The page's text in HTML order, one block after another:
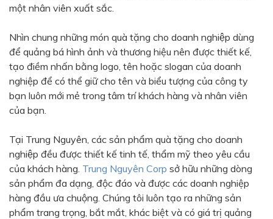
Nâu
Xanh xám
Cà phê
Xanh dương - Đen
Đỏ nâu
Đen - Nơ
Bạc 1cm
Bạc 2cm
Bạc mini 1cm
một nhân viên xuất sắc.
Nhìn chung những món quà tặng cho doanh nghiệp dùng
để quảng bá hình ảnh và thương hiệu nên được thiết kế,
tạo điềm nhấn bằng logo, tên hoặc slogan của doanh
nghiệp để có thể giữ cho tên và biểu tượng của công ty
bạn luôn mới mẻ trong tâm trí khách hàng và nhân viên
của bạn.
Tại Trung Nguyên, các sản phẩm quà tặng cho doanh
nghiệp đều được thiết kế tinh tế, thẩm mỹ theo yêu cầu
của khách hàng. Trung Nguyên Corp sở hữu những dòng
sản phẩm đa dạng, độc đáo và được các doanh nghiệp
hàng đầu ưa chuộng. Chúng tôi luôn tạo ra những sản
phẩm trang trọng, bắt mắt, khác biệt và có giá trị quảng